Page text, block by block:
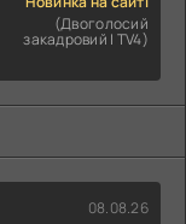
(Двоголосий
закадровий | TV4)
08.08.26